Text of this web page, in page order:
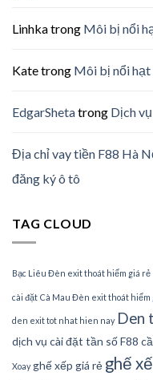
Linhkatrong Môi bị nổi
Katetrong Môi bị nổi
EdgarShetatrong Dịch
Địa chỉ vay tiền F88 Hà
đăng ký ô tô
TAG CLOUD
Bạc Liêu Đèn exit thoát hiểm giá rẻ
cài đặt Cà Mau Đèn exit thoát hiểm
den exit tot nhat hien nay Den
dịch vụ cài đặt tần sốF88
Xoay ghế xếp giá rẻ ghế